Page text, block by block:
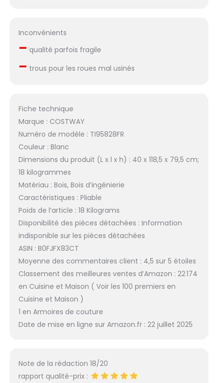
Inconvénients
– qualité parfois fragile
– trous pour les roues mal usinés
Fiche technique
Marque : COSTWAY
Numéro de modèle : TI95828FR
Couleur : Blanc
Dimensions du produit (L x l x h) : 40 x 118,5 x 79,5 cm;
18 kilogrammes
Matériau : Bois, Bois d’ingénierie
Caractéristiques : Pliable
Poids de l’article : 18 Kilograms
Disponibilité des pièces détachées : Information
indisponible sur les pièces détachées
ASIN : B0FJFX83CT
Moyenne des commentaires client : 4,5 sur 5 étoiles
Classement des meilleures ventes d’Amazon : 22 174
en Cuisine et Maison ( Voir les 100 premiers en
Cuisine et Maison )
1 en Armoires de couture
Date de mise en ligne sur Amazon.fr : 22 juillet 2025
Note de la rédaction 18/20
rapport qualité-prix :